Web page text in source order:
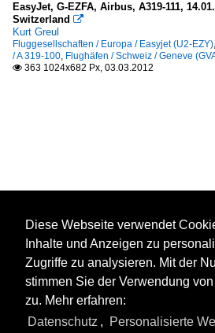
EasyJet, G-EZFA, Airbus, A319-111,
Switzerland 
Kurt Greul
Fluggesellschaften / Europa / Easyjet (U2-EZY),
/ A 319-100, Flughäfen / Schweiz / Geneve
 363 1024x682 Px, 03.03.2012
Diese Webseite verwendet
Inhalte und Anzeigen zu
Zugriffe zu analysieren. Mit der
stimmen Sie der Verwendung
zu. Mehr erfahren:
Datenschutz , Personalisierte